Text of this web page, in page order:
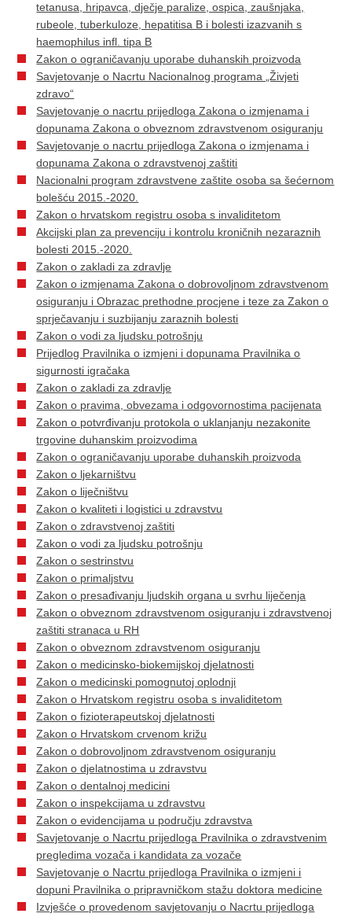
tetanusa, hripavca, dječje paralize, ospica, zaušnjaka,
rubeole, tuberkuloze, hepatitisa B i bolesti izazvanih s
haemophilus infl. tipa B
Zakon o ograničavanju uporabe duhanskih proizvoda
Savjetovanje o Nacrtu Nacionalnog programa „Živjeti
zdravo“
Savjetovanje o nacrtu prijedloga Zakona o izmjenama i
dopunama Zakona o obveznom zdravstvenom osiguranju
Savjetovanje o nacrtu prijedloga Zakona o izmjenama i
dopunama Zakona o zdravstvenoj zaštiti
Nacionalni program zdravstvene zaštite osoba sa šećernom
bolešću 2015.-2020.
Zakon o hrvatskom registru osoba s invaliditetom
Akcijski plan za prevenciju i kontrolu kroničnih nezaraznih
bolesti 2015.-2020.
Zakon o zakladi za zdravlje
Zakon o izmjenama Zakona o dobrovoljnom zdravstvenom
osiguranju i Obrazac prethodne procjene i teze za Zakon o
sprječavanju i suzbijanju zaraznih bolesti
Zakon o vodi za ljudsku potrošnju
Prijedlog Pravilnika o izmjeni i dopunama Pravilnika o
sigurnosti igračaka
Zakon o zakladi za zdravlje
Zakon o pravima, obvezama i odgovornostima pacijenata
Zakon o potvrđivanju protokola o uklanjanju nezakonite
trgovine duhanskim proizvodima
Zakon o ograničavanju uporabe duhanskih proizvoda
Zakon o ljekarništvu
Zakon o liječništvu
Zakon o kvaliteti i logistici u zdravstvu
Zakon o zdravstvenoj zaštiti
Zakon o vodi za ljudsku potrošnju
Zakon o sestrinstvu
Zakon o primaljstvu
Zakon o presađivanju ljudskih organa u svrhu liječenja
Zakon o obveznom zdravstvenom osiguranju i zdravstvenoj
zaštiti stranaca u RH
Zakon o obveznom zdravstvenom osiguranju
Zakon o medicinsko-biokemijskoj djelatnosti
Zakon o medicinski pomognutoj oplodnji
Zakon o Hrvatskom registru osoba s invaliditetom
Zakon o fizioterapeutskoj djelatnosti
Zakon o Hrvatskom crvenom križu
Zakon o dobrovoljnom zdravstvenom osiguranju
Zakon o djelatnostima u zdravstvu
Zakon o dentalnoj medicini
Zakon o inspekcijama u zdravstvu
Zakon o evidencijama u području zdravstva
Savjetovanje o Nacrtu prijedloga Pravilnika o zdravstvenim
pregledima vozača i kandidata za vozače
Savjetovanje o Nacrtu prijedloga Pravilnika o izmjeni i
dopuni Pravilnika o pripravničkom stažu doktora medicine
Izvješće o provedenom savjetovanju o Nacrtu prijedloga